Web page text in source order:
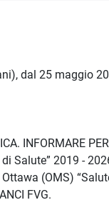
dal 25 maggio
INFORMARE
Salute” 2019 -
(OMS)
FVG.